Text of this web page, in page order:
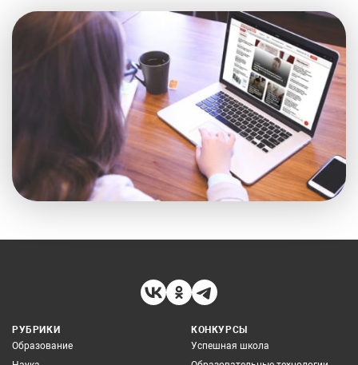
РУБРИКИ
Образование
КОНКУРСЫ
Успешная школа